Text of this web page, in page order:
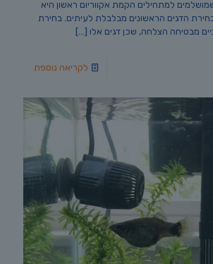
שמושלמים למתחילים הקמת אקווריום ראשון היא
הדגים הראשונים מבלבלת לעיתים. בחירת
מבטיחה הצלחה, שכן דגים אלו […]
לקריאה נוספת